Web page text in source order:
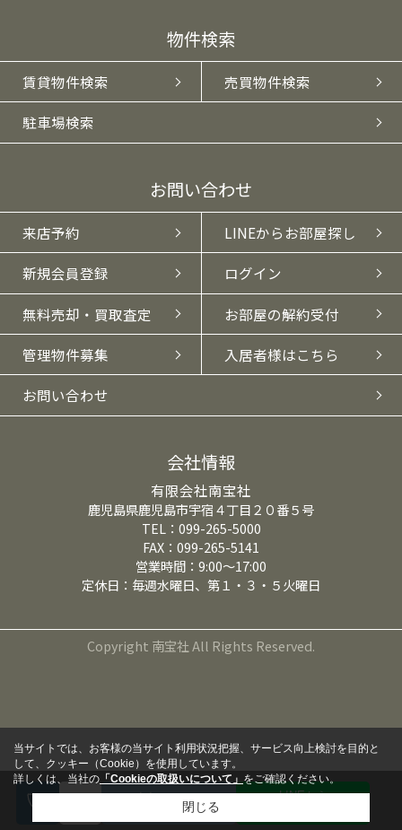
物件検索
賃貸物件検索 売買物件検索
駐車場検索
お問い合わせ
来店予約 LINEからお部屋探し
新規会員登録 ログイン
無料売却・買取査定 お部屋の解約受付
管理物件募集 入居者様はこちら
お問い合わせ
会社情報
有限会社南宝社
鹿児島県鹿児島市宇宿４丁目２０番５号
TEL：099-265-5000
FAX：099-265-5141
営業時間：9:00～17:00
定休日：毎週水曜日、第１・３・５火曜日
Copyright 南宝社 All Rights Reserved.
来店予約
LINEから
当サイトでは、お客様の当サイト利用状況把握、サービス向上検討を目的と
して、クッキー（Cookie）を使用しています。
詳しくは、当社の 「Cookieの取扱いについて」をご確認ください。
閉じる